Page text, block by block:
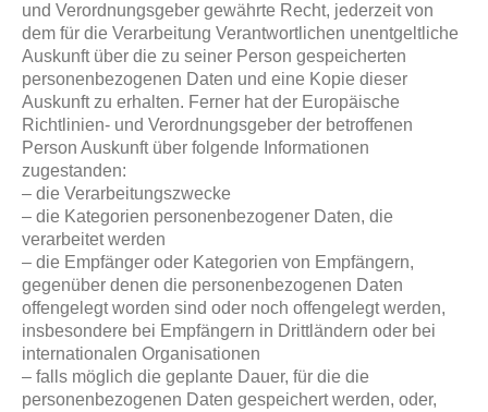
und Verordnungsgeber gewährte Recht, jederzeit von
dem für die Verarbeitung Verantwortlichen unentgeltliche
Auskunft über die zu seiner Person gespeicherten
personenbezogenen Daten und eine Kopie dieser
Auskunft zu erhalten. Ferner hat der Europäische
Richtlinien- und Verordnungsgeber der betroffenen
Person Auskunft über folgende Informationen
zugestanden:
– die Verarbeitungszwecke
– die Kategorien personenbezogener Daten, die
verarbeitet werden
– die Empfänger oder Kategorien von Empfängern,
gegenüber denen die personenbezogenen Daten
offengelegt worden sind oder noch offengelegt werden,
insbesondere bei Empfängern in Drittländern oder bei
internationalen Organisationen
– falls möglich die geplante Dauer, für die die
personenbezogenen Daten gespeichert werden, oder,